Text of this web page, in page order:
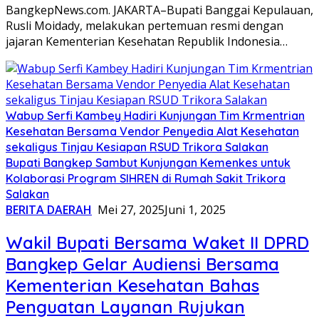
BangkepNews.com. JAKARTA–Bupati Banggai Kepulauan,
Rusli Moidady, melakukan pertemuan resmi dengan
jajaran Kementerian Kesehatan Republik Indonesia…
Wabup Serfi Kambey Hadiri Kunjungan Tim Krmentrian
Kesehatan Bersama Vendor Penyedia Alat Kesehatan
sekaligus Tinjau Kesiapan RSUD Trikora Salakan
Bupati Bangkep Sambut Kunjungan Kemenkes untuk
Kolaborasi Program SIHREN di Rumah Sakit Trikora
Salakan
BERITA DAERAH Mei 27, 2025Juni 1, 2025
Wakil Bupati Bersama Waket II DPRD
Bangkep Gelar Audiensi Bersama
Kementerian Kesehatan Bahas
Penguatan Layanan Rujukan